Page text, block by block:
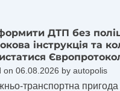
ДТП без
інструкція та
on 06.08.2026 by autopolis
транспортна